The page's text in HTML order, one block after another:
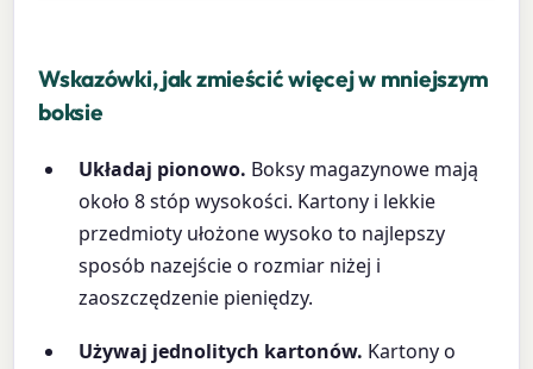
Wskazówki, jak zmieścić więcej w mniejszym
boksie
Układaj pionowo. Boksy magazynowe mają
około 8 stóp wysokości. Kartony i lekkie
przedmioty ułożone wysoko to najlepszy
sposób nazejście o rozmiar niżej i
zaoszczędzenie pieniędzy.
Używaj jednolitych kartonów. Kartony o